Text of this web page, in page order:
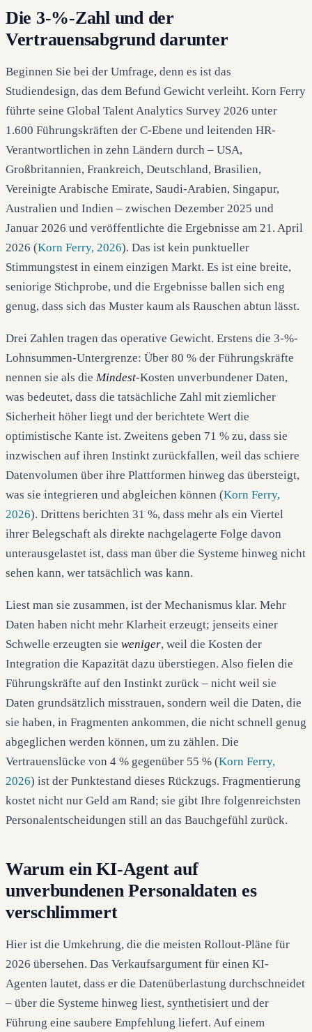
Die 3-%-Zahl und der
Vertrauensabgrund darunter
Beginnen Sie bei der Umfrage, denn es ist das
Studiendesign, das dem Befund Gewicht verleiht. Korn Ferry
führte seine Global Talent Analytics Survey 2026 unter
1.600 Führungskräften der C-Ebene und leitenden HR-
Verantwortlichen in zehn Ländern durch – USA,
Großbritannien, Frankreich, Deutschland, Brasilien,
Vereinigte Arabische Emirate, Saudi-Arabien, Singapur,
Australien und Indien – zwischen Dezember 2025 und
Januar 2026 und veröffentlichte die Ergebnisse am 21. April
2026 (Korn Ferry, 2026). Das ist kein punktueller
Stimmungstest in einem einzigen Markt. Es ist eine breite,
seniorige Stichprobe, und die Ergebnisse ballen sich eng
genug, dass sich das Muster kaum als Rauschen abtun lässt.
Drei Zahlen tragen das operative Gewicht. Erstens die 3-%-
Lohnsummen-Untergrenze: Über 80 % der Führungskräfte
nennen sie als die Mindest-Kosten unverbundener Daten,
was bedeutet, dass die tatsächliche Zahl mit ziemlicher
Sicherheit höher liegt und der berichtete Wert die
optimistische Kante ist. Zweitens geben 71 % zu, dass sie
inzwischen auf ihren Instinkt zurückfallen, weil das schiere
Datenvolumen über ihre Plattformen hinweg das übersteigt,
was sie integrieren und abgleichen können (Korn Ferry,
2026). Drittens berichten 31 %, dass mehr als ein Viertel
ihrer Belegschaft als direkte nachgelagerte Folge davon
unterausgelastet ist, dass man über die Systeme hinweg nicht
sehen kann, wer tatsächlich was kann.
Liest man sie zusammen, ist der Mechanismus klar. Mehr
Daten haben nicht mehr Klarheit erzeugt; jenseits einer
Schwelle erzeugten sie weniger, weil die Kosten der
Integration die Kapazität dazu überstiegen. Also fielen die
Führungskräfte auf den Instinkt zurück – nicht weil sie
Daten grundsätzlich misstrauen, sondern weil die Daten, die
sie haben, in Fragmenten ankommen, die nicht schnell genug
abgeglichen werden können, um zu zählen. Die
Vertrauenslücke von 4 % gegenüber 55 % (Korn Ferry,
2026) ist der Punktestand dieses Rückzugs. Fragmentierung
kostet nicht nur Geld am Rand; sie gibt Ihre folgenreichsten
Personalentscheidungen still an das Bauchgefühl zurück.
Warum ein KI-Agent auf
unverbundenen Personaldaten es
verschlimmert
Hier ist die Umkehrung, die die meisten Rollout-Pläne für
2026 übersehen. Das Verkaufsargument für einen KI-
Agenten lautet, dass er die Datenüberlastung durchschneidet
– über die Systeme hinweg liest, synthetisiert und der
Führung eine saubere Empfehlung liefert. Auf einem